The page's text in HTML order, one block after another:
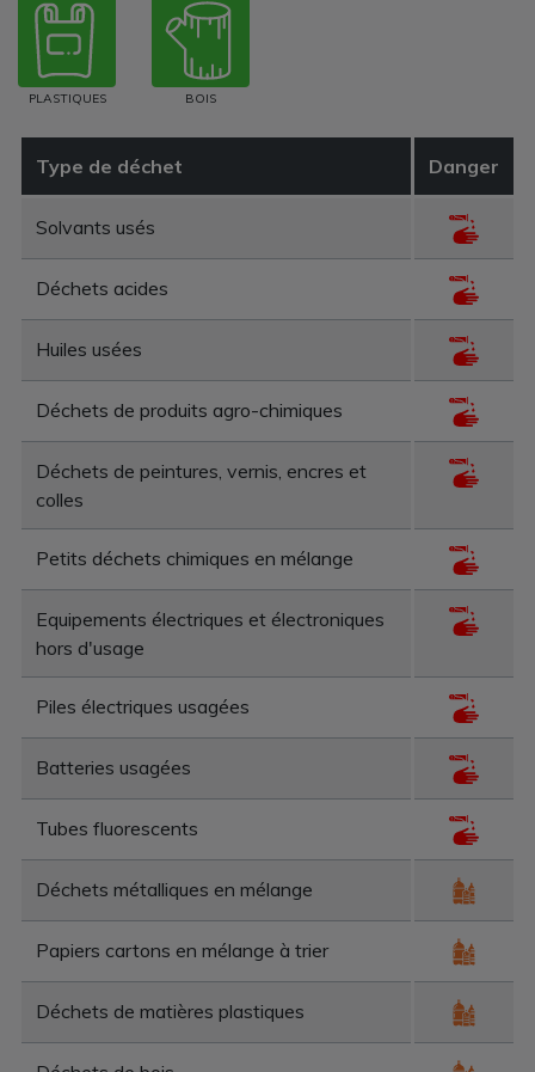
PLASTIQUES BOIS
Type de déchet Danger
Solvants usés
Déchets acides
Huiles usées
Déchets de produits agro-chimiques
Déchets de peintures, vernis, encres et
colles
Petits déchets chimiques en mélange
Equipements électriques et électroniques
hors d'usage
Piles électriques usagées
Batteries usagées
Tubes fluorescents
Déchets métalliques en mélange
Papiers cartons en mélange à trier
Déchets de matières plastiques